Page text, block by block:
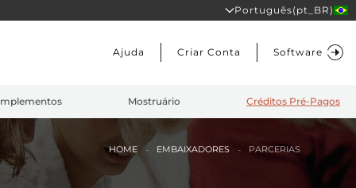
Português(pt_BR)
Ajuda Criar Conta Software
Mostruário Créditos Pré-Pagos
HOME EMBAIXADORES PARCERIAS